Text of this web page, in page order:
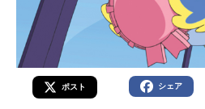
ポスト シェア